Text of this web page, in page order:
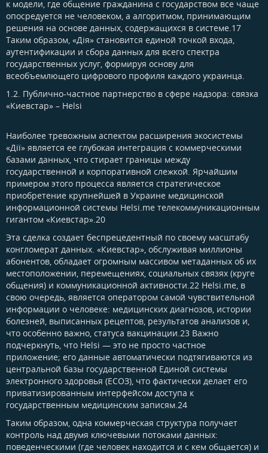
к модели, где общение гражданина с государством все чаще
опосредуется не человеком, а алгоритмом, принимающим
решения на основе данных, содержащихся в системе.17
Таким образом, «Дія» становится единой точкой входа,
аутентификации и сбора данных для всего спектра
государственных услуг, формируя основу для
всеобъемлющего цифрового профиля каждого украинца.
1.2. Публично-частное партнерство в сфере надзора: связка
«Киевстар» – Helsi​
Наиболее тревожным аспектом расширения экосистемы
«Дії» является ее глубокая интеграция с коммерческими
базами данных, что стирает границы между
государственной и корпоративной слежкой. Ярчайшим
примером этого процесса является стратегическое
приобретение крупнейшей в Украине медицинской
информационной системы Helsi.me телекоммуникационным
гигантом «Киевстар».20
Эта сделка создает беспрецедентный по своему масштабу
конгломерат данных. «Киевстар», обслуживая миллионы
абонентов, обладает огромным массивом метаданных об их
местоположении, перемещениях, социальных связях (круге
общения) и коммуникационной активности.22 Helsi.me, в
свою очередь, является оператором самой чувствительной
информации о человеке: медицинских диагнозов, истории
болезней, выписанных рецептов, результатов анализов и,
что особенно важно, статуса вакцинации.23 Важно
подчеркнуть, что Helsi — это не просто частное
приложение; его данные автоматически подтягиваются из
центральной базы государственной Единой системы
электронного здоровья (ЕСОЗ), что фактически делает его
приватизированным интерфейсом доступа к
государственным медицинским записям.24
Таким образом, одна коммерческая структура получает
контроль над двумя ключевыми потоками данных:
поведенческими (где человек находится и с кем общается) и